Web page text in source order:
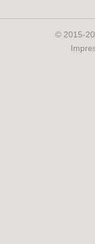
© 2015-